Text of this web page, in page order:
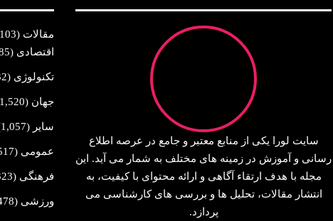
سایت لورا یکی از منابع معتبر و جامع در عرصه اطلاع‌
رسانی و آموزش در زمینه‌ های مختلف به شمار می‌ آید. این
مجله با هدف ارتقاء آگاهی و ارائه محتوای با کیفیت، به
انتشار مقالات، تحلیل‌ ها و بررسی‌ های کارشناسی می‌
پردازد.
مقالات (9,103)
اقتصادی (1,385)
تکنولوژی (732)
جهان (1,520)
سایر (1,057)
عمومی (1,517)
فرهنگی (1,323)
ورزشی (1,478)